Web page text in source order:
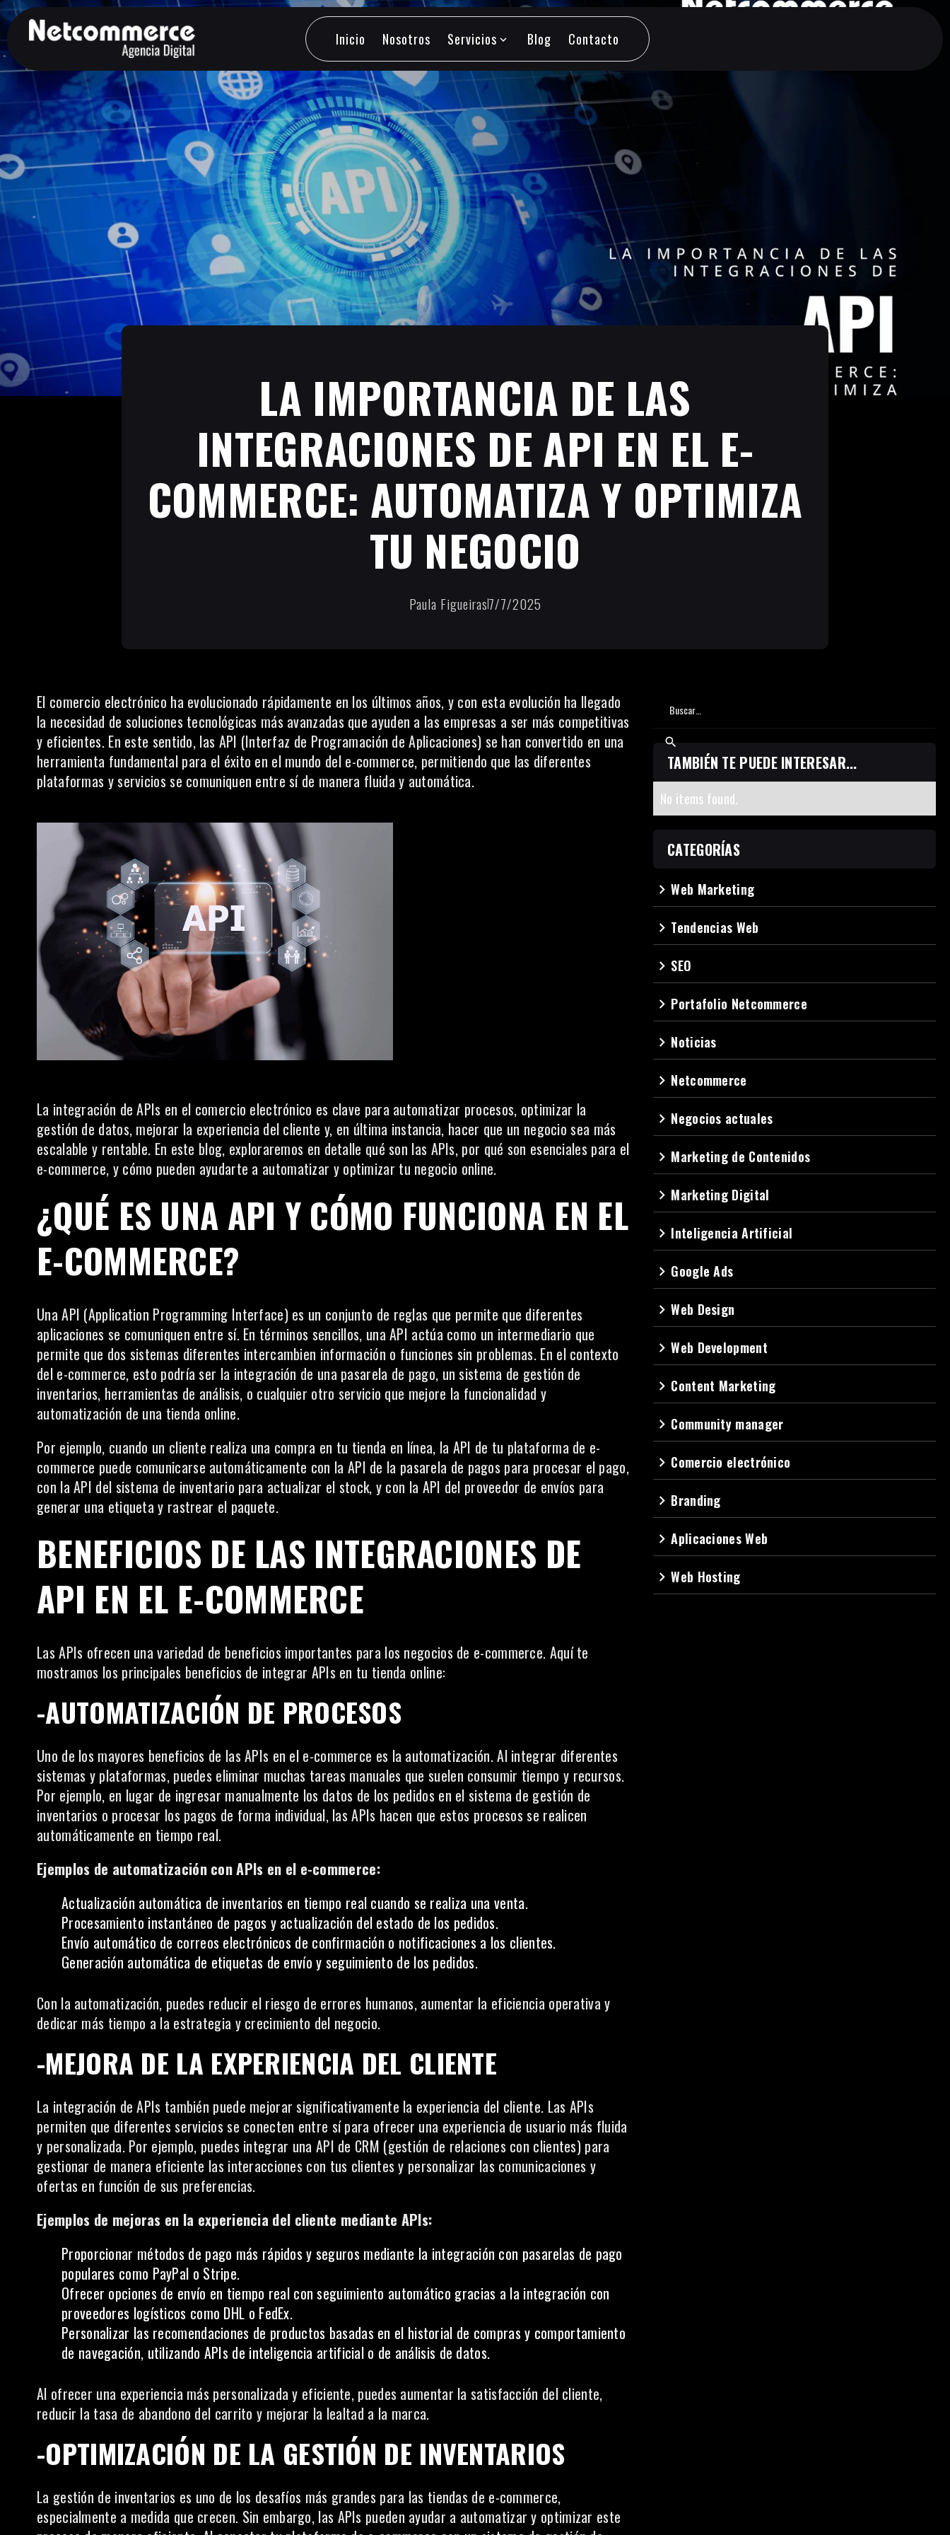
Inicio
Nosotros
Servicios expand_more
Blog
Contacto
LA IMPORTANCIA DE LAS
INTEGRACIONES DE API EN EL E-
COMMERCE: AUTOMATIZA Y OPTIMIZA
TU NEGOCIO
Paula Figueiras7/7/2025
El comercio electrónico ha evolucionado rápidamente en los últimos años, y con esta evolución ha llegado
la necesidad de soluciones tecnológicas más avanzadas que ayuden a las empresas a ser más competitivas
y eficientes. En este sentido, las API (Interfaz de Programación de Aplicaciones) se han convertido en una
herramienta fundamental para el éxito en el mundo del e-commerce, permitiendo que las diferentes
plataformas y servicios se comuniquen entre sí de manera fluida y automática.
La integración de APIs en el comercio electrónico es clave para automatizar procesos, optimizar la
gestión de datos, mejorar la experiencia del cliente y, en última instancia, hacer que un negocio sea más
escalable y rentable. En este blog, exploraremos en detalle qué son las APIs, por qué son esenciales para el
e-commerce, y cómo pueden ayudarte a automatizar y optimizar tu negocio online.
¿QUÉ ES UNA API Y CÓMO FUNCIONA EN EL
E-COMMERCE?
Una API (Application Programming Interface) es un conjunto de reglas que permite que diferentes
aplicaciones se comuniquen entre sí. En términos sencillos, una API actúa como un intermediario que
permite que dos sistemas diferentes intercambien información o funciones sin problemas. En el contexto
del e-commerce, esto podría ser la integración de una pasarela de pago, un sistema de gestión de
inventarios, herramientas de análisis, o cualquier otro servicio que mejore la funcionalidad y
automatización de una tienda online.
Por ejemplo, cuando un cliente realiza una compra en tu tienda en línea, la API de tu plataformade e-
commerce puede comunicarse automáticamente con la API de la pasarela de pagos para procesar el pago,
con la API del sistema de inventario para actualizar el stock, y con la API del proveedor de envíos para
generar una etiqueta y rastrear el paquete.
BENEFICIOS DE LAS INTEGRACIONES DE
API EN EL E-COMMERCE
Las APIs ofrecen una variedad de beneficios importantes para los negocios de e-commerce. Aquí te
mostramos los principales beneficios de integrar APIs en tu tienda online:
-AUTOMATIZACIÓN DE PROCESOS
Uno de los mayores beneficios de las APIs en el e-commerce es la automatización. Al integrar diferentes
sistemas y plataformas, puedes eliminar muchas tareas manuales que suelen consumir tiempo y recursos.
Por ejemplo, en lugar de ingresar manualmente los datos de los pedidos en el sistema de gestión de
inventarios o procesar los pagos de forma individual, las APIs hacen que estos procesos se realicen
automáticamente en tiempo real.
Ejemplos de automatización con APIs en el e-commerce:
Actualización automática de inventarios en tiempo real cuando se realiza una venta.
Procesamiento instantáneo de pagos y actualización del estado de los pedidos.
Envío automático de correos electrónicos de confirmación o notificaciones a los clientes.
Generación automática de etiquetas de envío y seguimiento de los pedidos.
Con la automatización, puedes reducir el riesgo de errores humanos, aumentar la eficiencia operativa y
dedicar más tiempo a la estrategia y crecimiento del negocio.
-MEJORA DE LA EXPERIENCIA DEL CLIENTE
La integración de APIs también puede mejorar significativamente la experiencia del cliente. Las APIs
permiten que diferentes servicios se conecten entre sí para ofrecer una experiencia de usuario más fluida
y personalizada. Por ejemplo, puedes integrar una API de CRM (gestión de relaciones con clientes) para
gestionar de manera eficiente las interacciones con tus clientes y personalizar las comunicaciones y
ofertas en función de sus preferencias.
Ejemplos de mejoras en la experiencia del cliente mediante APIs:
Proporcionar métodos de pago más rápidos y seguros mediante la integración con pasarelas de pago
populares como PayPal o Stripe.
Ofrecer opciones de envío en tiempo real con seguimiento automático gracias a la integración con
proveedores logísticos como DHL o FedEx.
Personalizar las recomendaciones de productos basadas en el historial de compras y comportamiento
de navegación, utilizando APIs de inteligencia artificial o de análisis de datos.
Al ofrecer una experiencia más personalizada y eficiente, puedes aumentar la satisfacción del cliente,
reducir la tasa de abandono del carrito y mejorar la lealtad a la marca.
-OPTIMIZACIÓN DE LA GESTIÓN DE INVENTARIOS
La gestión de inventarios es uno de los desafíos más grandes para las tiendas de e-commerce,
especialmente a medida que crecen. Sin embargo, las APIs pueden ayudar a automatizar y optimizar este
TAMBIÉN TE PUEDE INTERESAR...
No items found.
CATEGORÍAS
navigate_nextWeb Marketing
navigate_next Tendencias Web
navigate_next SEO
navigate_next Portafolio Netcommerce
navigate_next Noticias
navigate_next Netcommerce
navigate_next Negocios actuales
navigate_next Marketing de Contenidos
navigate_next Marketing Digital
navigate_next Inteligencia Artificial
navigate_next Google Ads
navigate_nextWeb Design
navigate_nextWeb Development
navigate_next Content Marketing
navigate_next Community manager
navigate_next Comercio electrónico
navigate_next Branding
navigate_nextAplicaciones Web
navigate_nextWeb Hosting